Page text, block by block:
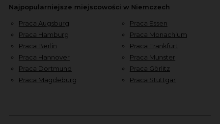
Najpopularniejsze miejscowości w Niemczech
Praca Augsburg
Praca Hamburg
Praca Berlin
Praca Hannover
Praca Dortmund
Praca Magdeburg
Praca Essen
Praca Monachium
Praca Frankfurt
Praca Munster
Praca Görlitz
Praca Stuttgar